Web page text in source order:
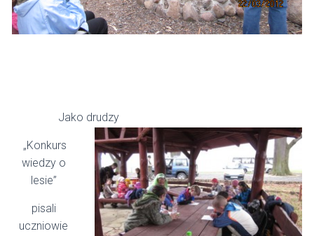
Jako drudzy
„Konkurs
wiedzy o
lesie”
pisali
uczniowie